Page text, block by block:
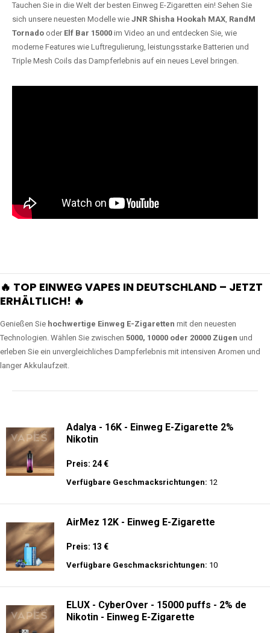
Tauchen Sie in die Welt der besten Einweg E-Zigaretten ein! Sehen Sie
sich unsere neuesten Modelle wie JNR Shisha Hookah MAX, RandM
Tornado oder Elf Bar 15000 im Video an und entdecken Sie, wie
moderne Features wie Luftregulierung, leistungsstarke Batterien und
Triple Mesh Coils das Dampferlebnis auf ein neues Level bringen.
🔥 TOP EINWEG VAPES IN DEUTSCHLAND – JETZT
ERHÄLTLICH! 🔥
Genießen Sie hochwertige Einweg E-Zigaretten mit den neuesten
Technologien. Wählen Sie zwischen 5000, 10000 oder 20000 Zügen und
erleben Sie ein unvergleichliches Dampferlebnis mit intensiven Aromen und
langer Akkulaufzeit.
Adalya - 16K - Einweg E-Zigarette 2%
Nikotin
Preis: 24 €
Verfügbare Geschmacksrichtungen: 12
AirMez 12K - Einweg E-Zigarette
Preis: 13 €
Verfügbare Geschmacksrichtungen: 10
ELUX - CyberOver - 15000 puffs - 2% de
Nikotin - Einweg E-Zigarette